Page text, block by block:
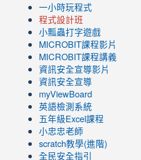
一小時玩程式
程式設計班
小瓢蟲打字遊戲
link
to
https://www.youtube.com/
ZBGmXwlbUndNA/videos?
view=0&sort=dd&shelf_id=0
MICROBIT課程影片
link
to
https://www.youtube.com/
ZBGmXwlbUndNA/videos?
view=0&sort=dd&shelf_id=0
MICROBIT課程講義
資訊安全宣導影片
資訊安全宣導
myViewBoard
英語檢測系統
五年級Excel課程
小忠忠老師
scratch教學(進階)
全民安全指引